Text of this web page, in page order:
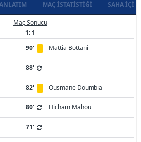
MAÇ İSTATISTIĞI SAHA İÇI
Maç Sonucu
1: 1
90'
Mattia Bottani
88'
82' Ousmane Doumbia
80' Hicham Mahou
71'